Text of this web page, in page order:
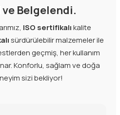
Belgelendi.
ISO sertifikalıkalite
sürdürülebilir malzemeler ile
geçmiş, her kullanım
Konforlu, sağlam ve doğa
sizi bekliyor!